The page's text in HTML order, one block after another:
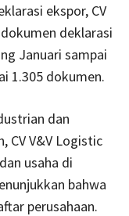
ekspor, CV
deklarasi
Januari sampai
1.305 dokumen.
dan
CV V&V Logistic
usaha di
bahwa
perusahaan.